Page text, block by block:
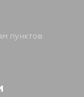
пунктов